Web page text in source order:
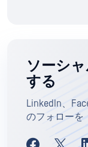
ソーシ
する
LinkedIn、
のフォローを